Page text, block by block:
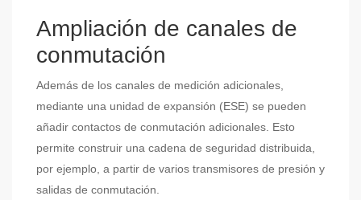
Ampliación de canales de
conmutación
Además de los canales de medición adicionales,
mediante una unidad de expansión (ESE) se pueden
añadir contactos de conmutación adicionales. Esto
permite construir una cadena de seguridad distribuida,
por ejemplo, a partir de varios transmisores de presión y
salidas de conmutación.